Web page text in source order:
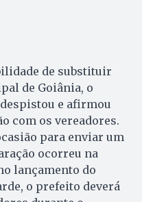
de substituir
de Goiânia, o
e afirmou
com os vereadores.
para enviar um
ocorreu na
lançamento do
o prefeito deverá